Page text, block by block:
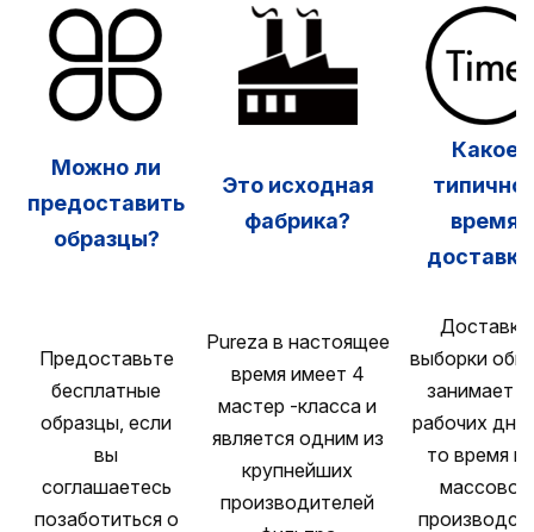
Можно ли
предоставить
образцы?
Это исходная
фабрика?
Какое
время
Предоставьте
бесплатные
образцы, если
вы
соглашаетесь
позаботиться о
Pureza в настоящее
время имеет 4
мастер -класса и
является одним из
крупнейших
производителей
Доставка
выборки
занимает
рабочих
то время
массовое